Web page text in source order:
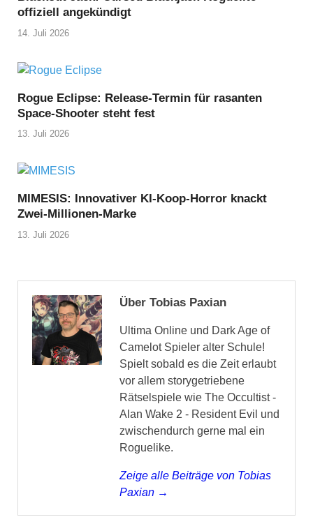
offiziell angekündigt
14. Juli 2026
Rogue Eclipse: Release-Termin für rasanten
Space-Shooter steht fest
13. Juli 2026
MIMESIS: Innovativer KI-Koop-Horror knackt
Zwei-Millionen-Marke
13. Juli 2026
Über Tobias Paxian
Ultima Online und Dark Age of
Camelot Spieler alter Schule!
Spielt sobald es die Zeit erlaubt
vor allem storygetriebene
Rätselspiele wie The Occultist -
Alan Wake 2 - Resident Evil und
zwischendurch gerne mal ein
Roguelike.
Zeige alle Beiträge von Tobias
Paxian →